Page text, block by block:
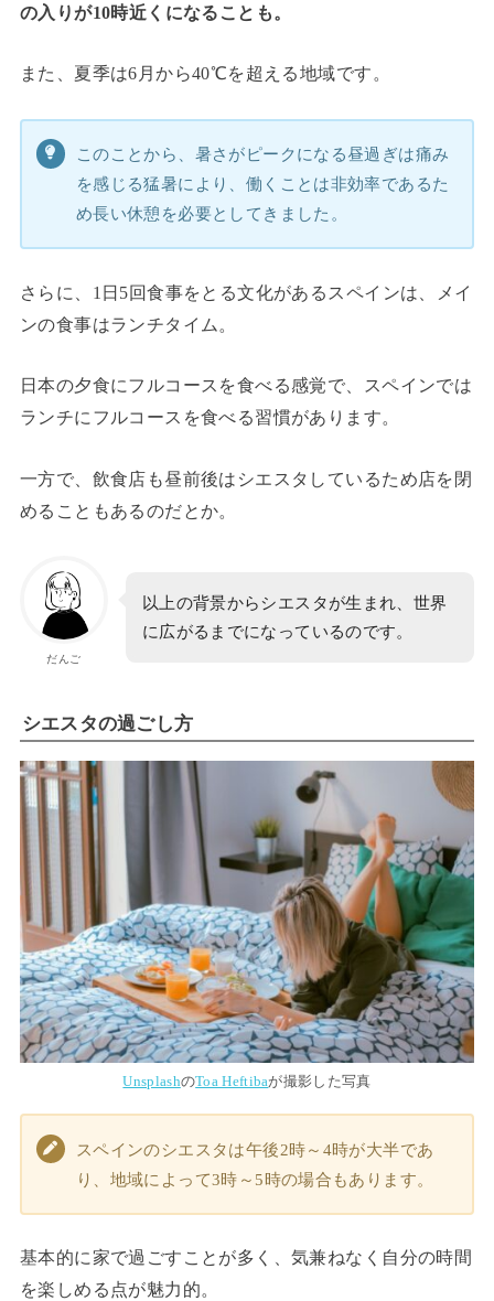
の入りが10時近くになることも。
また、夏季は6月から40℃を超える地域です。
このことから、暑さがピークになる昼過ぎは痛み
を感じる猛暑により、働くことは非効率であるた
め長い休憩を必要としてきました。
さらに、1日5回食事をとる文化があるスペインは、メイ
ンの食事はランチタイム。
日本の夕食にフルコースを食べる感覚で、スペインでは
ランチにフルコースを食べる習慣があります。
一方で、飲食店も昼前後はシエスタしているため店を閉
めることもあるのだとか。
だんご
以上の背景からシエスタが生まれ、世界
に広がるまでになっているのです。
シエスタの過ごし方
UnsplashのToa Heftibaが撮影した写真
スペインのシエスタは午後2時～4時が大半であ
り、地域によって3時～5時の場合もあります。
基本的に家で過ごすことが多く、気兼ねなく自分の時間
を楽しめる点が魅力的。